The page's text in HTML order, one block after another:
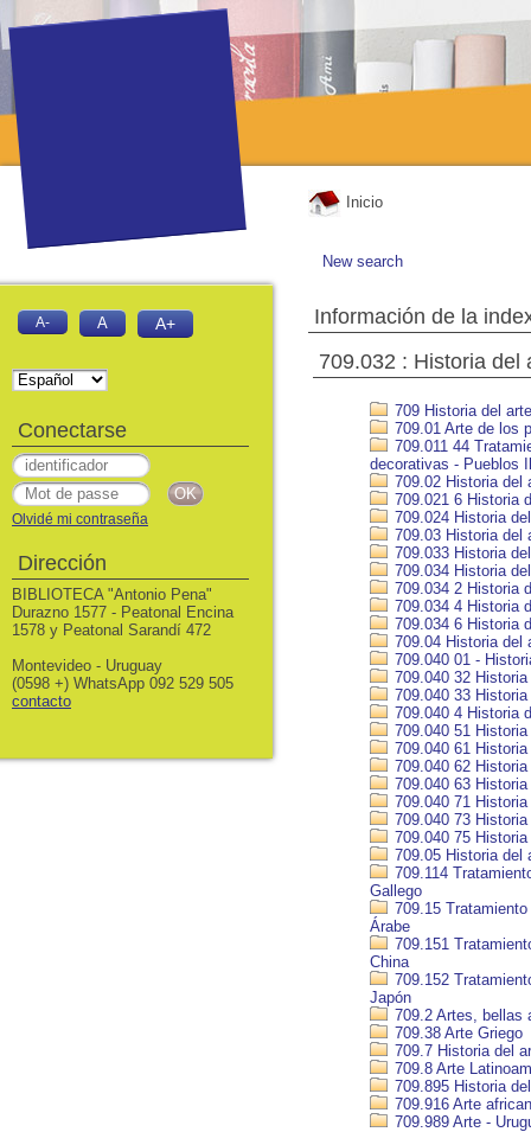
Inicio
New search
Información de la
709.032 : Historia del
709 Historia del arte
709.01 Arte de los
709.011 44
decorativas - Pueblos
709.02 Historia del
709.021 6 Historia
709.024 Historia
709.03 Historia del
709.033 Historia
709.034 Historia
709.034 2 Historia
709.034 4 Historia
709.034 6 Historia
709.04 Historia del
709.040 01 -
709.040 32
709.040 33
709.040 4 Historia
709.040 51
709.040 61
709.040 62
709.040 63
709.040 71
709.040 73
709.040 75
709.05 Historia del
709.114
Gallego
709.15
Árabe
709.151
China
709.152
Japón
709.2 Artes, bellas
709.38 Arte Griego
709.7 Historia del
709.8 Arte
709.895 Historia
709.916 Arte
709.989 Arte -
A- A A+
Conectarse
Olvidé mi contraseña
Dirección
BIBLIOTECA "Antonio Pena"
Durazno 1577 - Peatonal Encina
1578 y Peatonal Sarandí 472
Montevideo - Uruguay
(0598 +) WhatsApp 092 529 505
contacto